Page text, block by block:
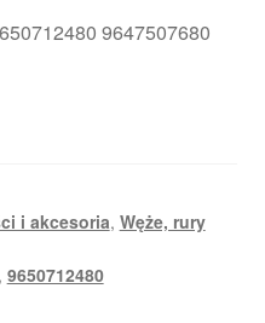
9647507680
i akcesoria, Węże, rury
9650712480